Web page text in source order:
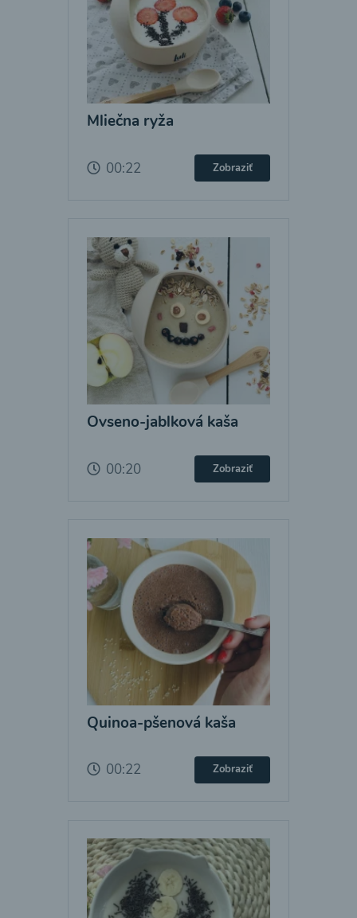
Mliečna ryža
00:22 Zobraziť
Ovseno-jablková kaša
00:20 Zobraziť
Quinoa-pšenová kaša
00:22 Zobraziť